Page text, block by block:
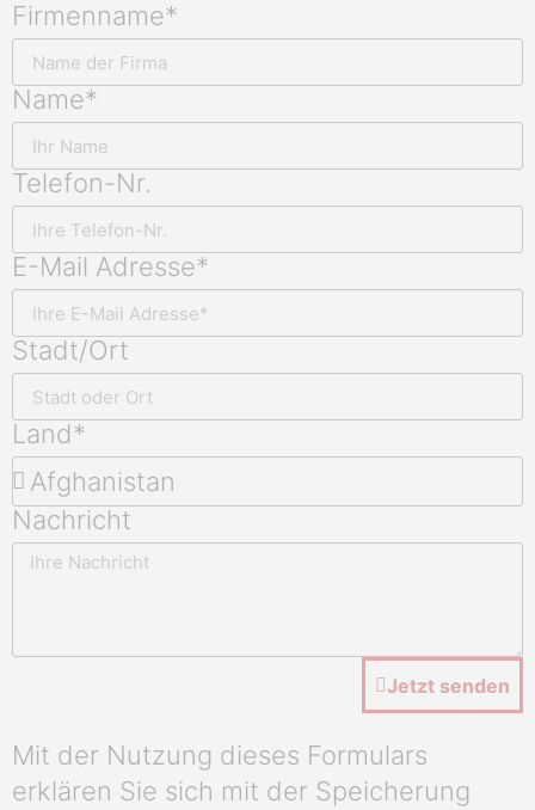
Firmenname*
Name*
Telefon-Nr.
E-Mail Adresse*
Stadt/Ort
Land*
Nachricht
Jetzt senden
Mit der Nutzung dieses Formulars
erklären Sie sich mit der Speicherung